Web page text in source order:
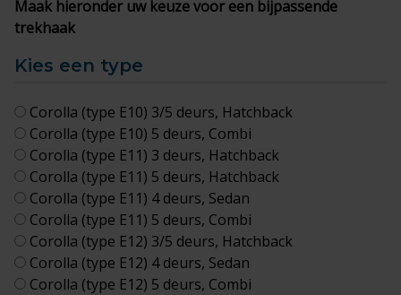
Maak hieronder uw keuze voor een bijpassende
trekhaak
Kies een type
Corolla (type E10) 3/5 deurs, Hatchback
Corolla (type E10) 5 deurs, Combi
Corolla (type E11) 3 deurs, Hatchback
Corolla (type E11) 5 deurs, Hatchback
Corolla (type E11) 4 deurs, Sedan
Corolla (type E11) 5 deurs, Combi
Corolla (type E12) 3/5 deurs, Hatchback
Corolla (type E12) 4 deurs, Sedan
Corolla (type E12) 5 deurs, Combi